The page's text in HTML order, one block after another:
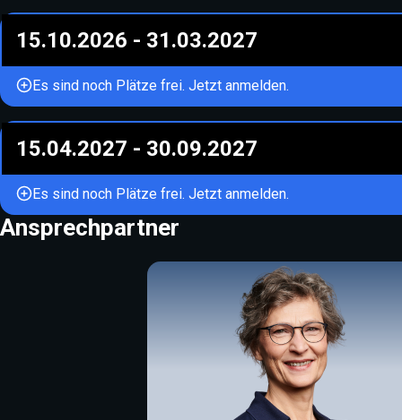
15.10.2026 - 31.03.2027
Es sind noch Plätze frei. Jetzt anmelden.
15.04.2027 - 30.09.2027
Es sind noch Plätze frei. Jetzt anmelden.
Ansprechpartner